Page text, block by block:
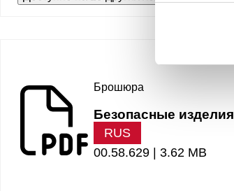
Брошюра
Безопасные изделия
RUS
00.58.629 | 3.62 MB